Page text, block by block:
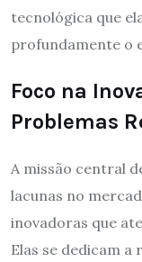
tecnológica que
profundamente o
Foco na
Problemas
A missão central
lacunas no
inovadoras que
Elas se dedicam